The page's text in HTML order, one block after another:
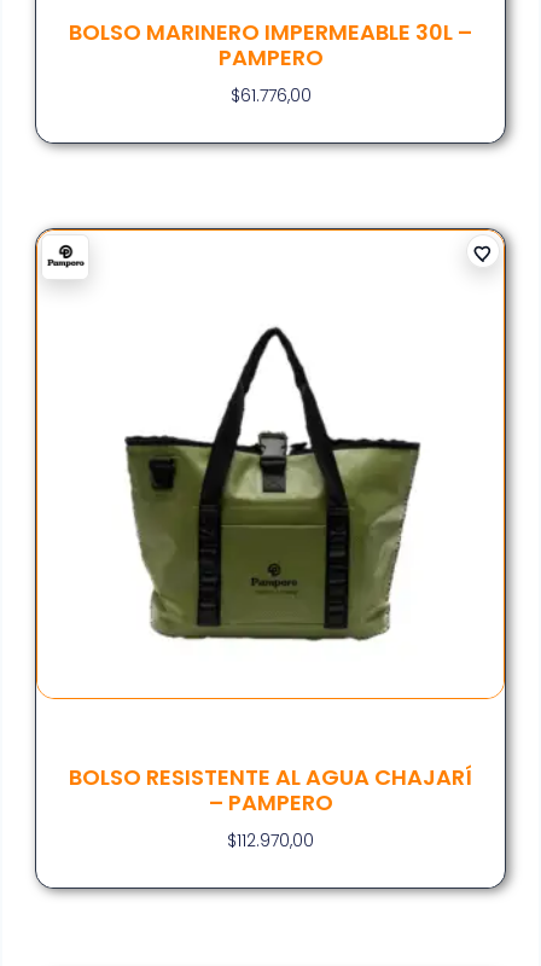
BOLSO MARINERO IMPERMEABLE 30L –
PAMPERO
$61.776,00
BOLSO RESISTENTE AL AGUA CHAJARÍ
– PAMPERO
$112.970,00